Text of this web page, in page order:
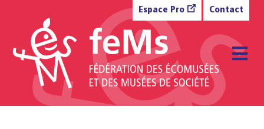
Espace Pro Contact